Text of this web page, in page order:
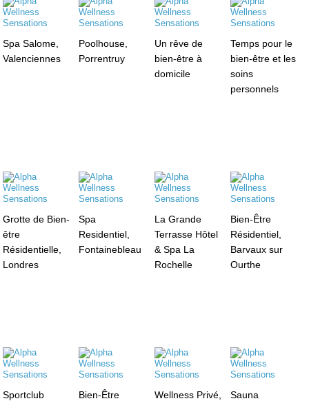
Spa Salome,
Valenciennes
Poolhouse,
Porrentruy
Un rêve de
bien-être à
domicile
Temps pour le
bien-être et les
soins
personnels
Grotte de Bien-
être
Résidentielle,
Londres
Spa
Residentiel,
Fontainebleau
La Grande
Terrasse Hôtel
& Spa La
Rochelle
Bien-Être
Résidentiel,
Barvaux sur
Ourthe
Sportclub
Bien-Être
Wellness Privé,
Sauna